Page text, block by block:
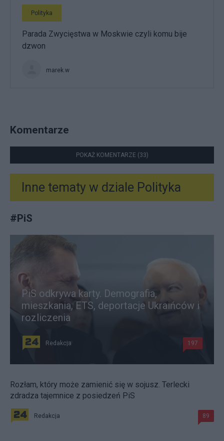
Polityka
Parada Zwycięstwa w Moskwie czyli komu bije
dzwon
marek.w
Komentarze
POKAŻ KOMENTARZE (33)
Inne tematy w dziale Polityka
#PiS
PiS odkrywa karty. Demografia,
mieszkania, ETS, deportacje Ukraińców i
rozliczenia
Redakcja 197
Rozłam, który może zamienić się w sojusz. Terlecki
zdradza tajemnice z posiedzeń PiS
Redakcja 89